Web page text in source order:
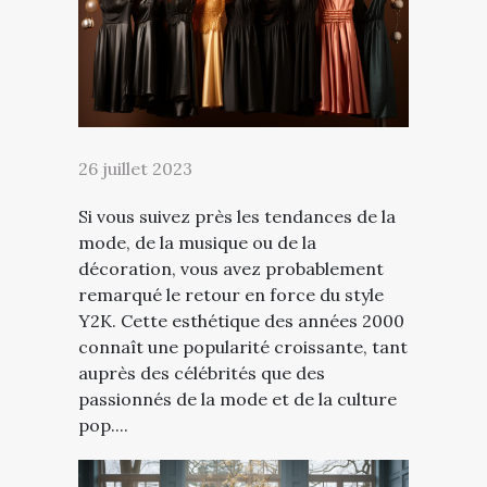
26 juillet 2023
Si vous suivez près les tendances de la
mode, de la musique ou de la
décoration, vous avez probablement
remarqué le retour en force du style
Y2K. Cette esthétique des années 2000
connaît une popularité croissante, tant
auprès des célébrités que des
passionnés de la mode et de la culture
pop....